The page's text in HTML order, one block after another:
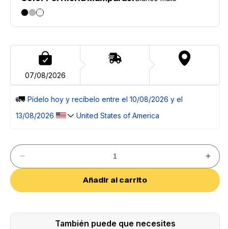
07/08/2026
🚛 Pídelo hoy y recíbelo entre el 10/08/2026 y el
13/08/2026
United States of America
cantidad
Mampara
para
Añadir al carrito
También puede que necesites